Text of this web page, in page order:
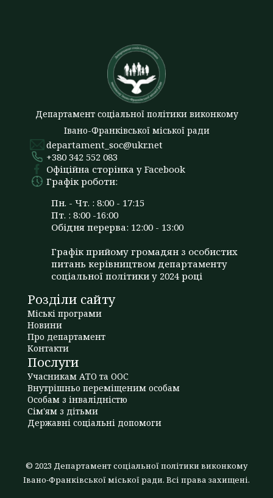
Департамент соціальної політики виконкому
Івано-Франківської міської ради
departament_soc@ukr.net
+380 342 552 083
Офіційна сторінка у Facebook
Графік роботи:
Пн. - Чт. : 8:00 - 17:15
Пт. : 8:00 -16:00
Обідня перерва: 12:00 - 13:00
Графік прийому громадян з особистих
питань керівництвом департаменту
соціальної політики у 2024 році
Розділи сайту
Міські програми
Новини
Про департамент
Контакти
Послуги
Учасникам АТО та ООС
Внутрішньо переміщеним особам
Особам з інвалідністю
Сім'ям з дітьми
Державні соціальні допомоги
© 2023 Департамент соціальної політики виконкому
Івано-Франківської міської ради. Всі права захищені.